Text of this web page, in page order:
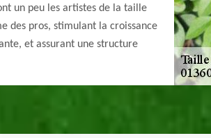
un peu les artistes de la taille
des pros, stimulant la croissance
et assurant une structure